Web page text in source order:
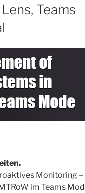
Teams
Monitoring –
im Teams